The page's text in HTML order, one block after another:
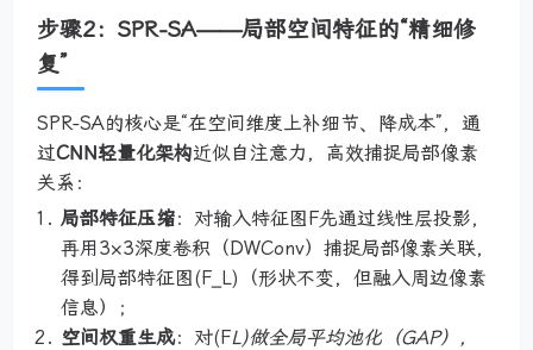
步骤2：SPR-SA——局部空间特征的“精细修
复”
SPR-SA的核心是“在空间维度上补细节、降成本”，通
过CNN轻量化架构近似自注意力，高效捕捉局部像素
关系：
局部特征压缩：对输入特征图F先通过线性层投影，
再用3×3深度卷积（DWConv）捕捉局部像素关联，
得到局部特征图(F_L)（形状不变，但融入周边像素
信息）；
空间权重生成：对(FL)做全局平均池化（GAP），